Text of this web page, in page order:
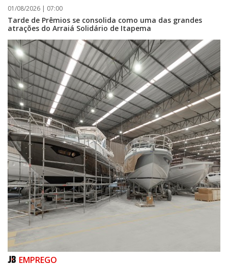
06/08/2026 | 07:00
Porto Belo abre inscrições para entidades da sociedade civil participarem
da composição do Conselho Municipal da Habitação
01/08/2026 | 07:00
Tarde de Prêmios se consolida como uma das grandes
atrações do Arraiá Solidário de Itapema
EMPREGO